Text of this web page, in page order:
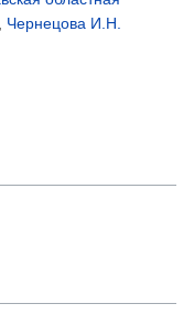
Чернецова И.Н.